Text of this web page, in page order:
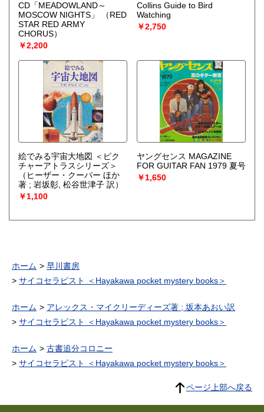
CD「MEADOWLAND～
MOSCOW NIGHTS」
（RED
STAR RED ARMY
CHORUS）
￥2,200
Collins Guide to Bird
Watching
￥2,750
絵でみる宇宙大地図 ＜ピク
チャーアトラスシリーズ＞
（ヒーザー・クーパー ほか
著 ; 岩坂彰, 松谷世津子 訳）
￥1,100
ヤングセンス MAGAZINE
FOR GUITAR FAN 1979 夏号
￥1,650
ホーム
早川書房
サイコセラピスト ＜Hayakawa pocket mystery books＞
ホーム
アレックス・マイクリーディーズ著 ; 坂本あおい訳
サイコセラピスト ＜Hayakawa pocket mystery books＞
ホーム
古書追分コロニー
サイコセラピスト ＜Hayakawa pocket mystery books＞
ページ上部へ戻る